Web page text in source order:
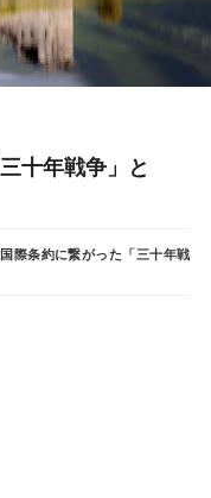
十年戦争」と
際条約に繋がった「三十年戦